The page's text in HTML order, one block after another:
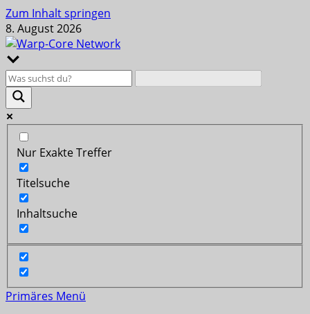
Zum Inhalt springen
8. August 2026
Nur Exakte Treffer
Titelsuche
Inhaltsuche
Primäres Menü